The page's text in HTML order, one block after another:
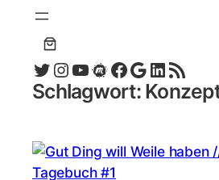
Twitter Instagram YouTube Meetup Facebook Google LinkedIn RSS-Feed
Schlagwort: